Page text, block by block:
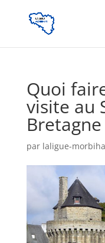
Quoi
visite au
Bretagne
par laligue-